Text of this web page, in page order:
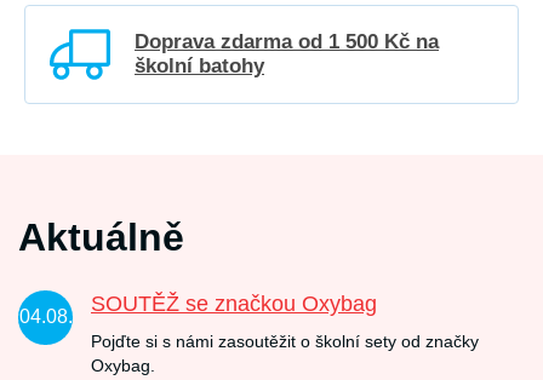
Doprava zdarma od 1 500 Kč na
školní batohy
Aktuálně
04.08.
SOUTĚŽ se značkou Oxybag
Pojďte si s námi zasoutěžit o školní sety od značky
Oxybag.